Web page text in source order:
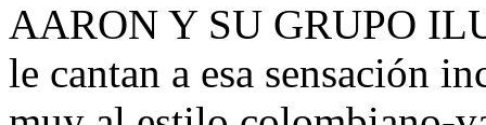
AARON Y SU GRUPO
le cantan a esa sensación